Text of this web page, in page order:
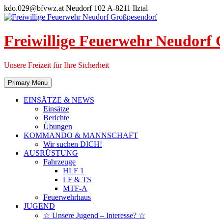
Skip
to
kdo.029@bfvwz.at Neudorf 102 A-8211 Ilztal
Freiwillige Feuerwehr Neudorf
Unsere Freizeit für Ihre Sicherheit
Primary Menu
EINSÄTZE & NEWS
Einsätze
Berichte
Übungen
KOMMANDO & MANNSCHAFT
Wir suchen DICH!
AUSRÜSTUNG
Fahrzeuge
HLF 1
LF & TS
MTF-A
Feuerwehrhaus
JUGEND
☆ Unsere Jugend – Interesse? ☆